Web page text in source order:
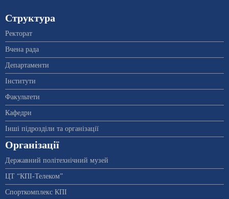
Структура
Ректорат
Вчена рада
Департаменти
Інститути
Факультети
Кафедри
Інші підрозділи та організації
Організації
Державний політехнічний музей
ЦТ “КПІ-Телеком”
Спорткомплекс КПІ